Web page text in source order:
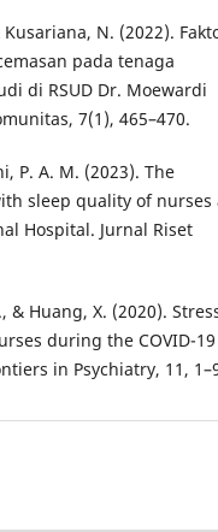
N. (2022).
pada tenaga
di RSUD Dr. Moewardi
7(1), 465–470.
P. A. M. (2023). The
sleep quality of nurses
Hospital. Jurnal Riset
& Huang, X. (2020).
during the COVID-19
in Psychiatry, 11,